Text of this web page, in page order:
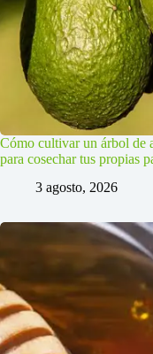
Cómo cultivar un árbol de
para cosechar tus propias
3 agosto, 2026